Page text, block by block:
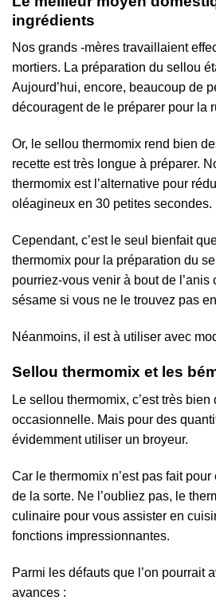
ingrédients
Nos grands -mères travaillaient
mortiers. La préparation du sellou
Aujourd’hui, encore, beaucoup de
découragent de le préparer pour la
Or, le sellou thermomix rend bien
recette est très longue à préparer.
thermomix est l’alternative pour
oléagineux en 30 petites secondes.
Cependant, c’est le seul bienfait
thermomix pour la préparation du
pourriez-vous venir à bout de l’anis
sésame si vous ne le trouvez pas
Néanmoins, il est à utiliser avec
Sellou thermomix et les
Le sellou thermomix, c’est très bien
occasionnelle. Mais pour des
évidemment utiliser un broyeur.
Car le thermomix n’est pas fait
de la sorte. Ne l’oubliez pas, le
culinaire pour vous assister en
fonctions impressionnantes.
Parmi les défauts que l’on pourrait
avances :